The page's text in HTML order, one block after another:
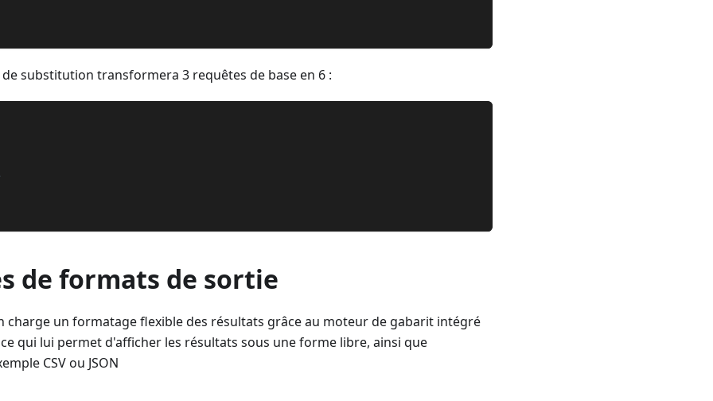
substitution transformera 3 requêtes de base en 6 :
de formats de sortie
charge un formatage flexible des résultats grâce au moteur de gabarit intégré
qui lui permet d'afficher les résultats sous une forme libre, ainsi que
CSV ou JSON